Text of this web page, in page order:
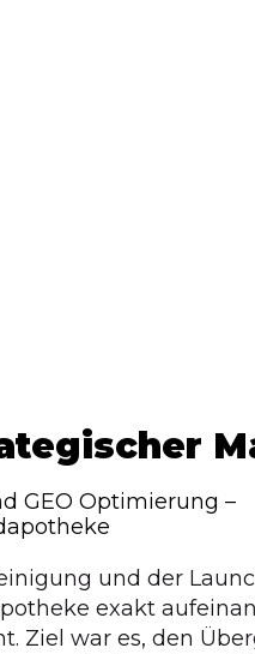
GEO Optimierung –
und der
exakt
Ziel war es, den